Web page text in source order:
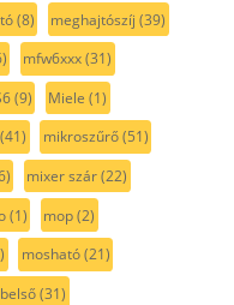
(8) meghajtószíj (39)
mfw6xxx(31)
(9) Miele (1)
(41) mikroszűrő(51)
mixer szár(22)
(1) mop(2)
mosható(21)
(31)